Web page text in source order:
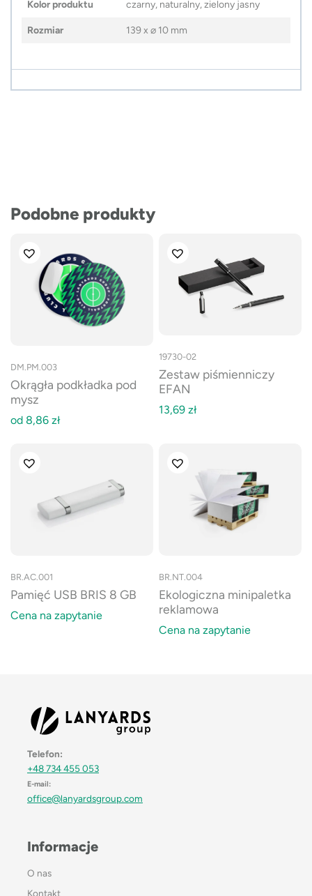
Kolor produktu czarny, naturalny, zielony jasny
Rozmiar 139 x ⌀ 10 mm
Podobne produkty
DM.PM.003
Okrągła podkładka pod
mysz
od 8,86 zł
19730-02
Zestaw piśmienniczy
EFAN
13,69 zł
BR.AC.001
Pamięć USB BRIS 8 GB
Cena na zapytanie
BR.NT.004
Ekologiczna minipaletka
reklamowa
Cena na zapytanie
Telefon:
+48 734 455 053
E-mail:
office@lanyardsgroup.com
Informacje
O nas
Kontakt